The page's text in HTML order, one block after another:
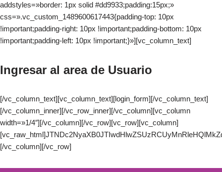
addstyles=»border: 1px solid #dd9933;padding:15px;»
css=».vc_custom_1489600617443{padding-top: 10px
!important;padding-right: 10px !important;padding-bottom: 10px
!important;padding-left: 10px !important;}»][vc_column_text]
Ingresar al area de Usuario
[/vc_column_text][vc_column_text][login_form][/vc_column_text]
[/vc_column_inner][/vc_row_inner][/vc_column][vc_column
width=»1/4″][/vc_column][/vc_row][vc_row][vc_column]
[/vc_column][/vc_row]